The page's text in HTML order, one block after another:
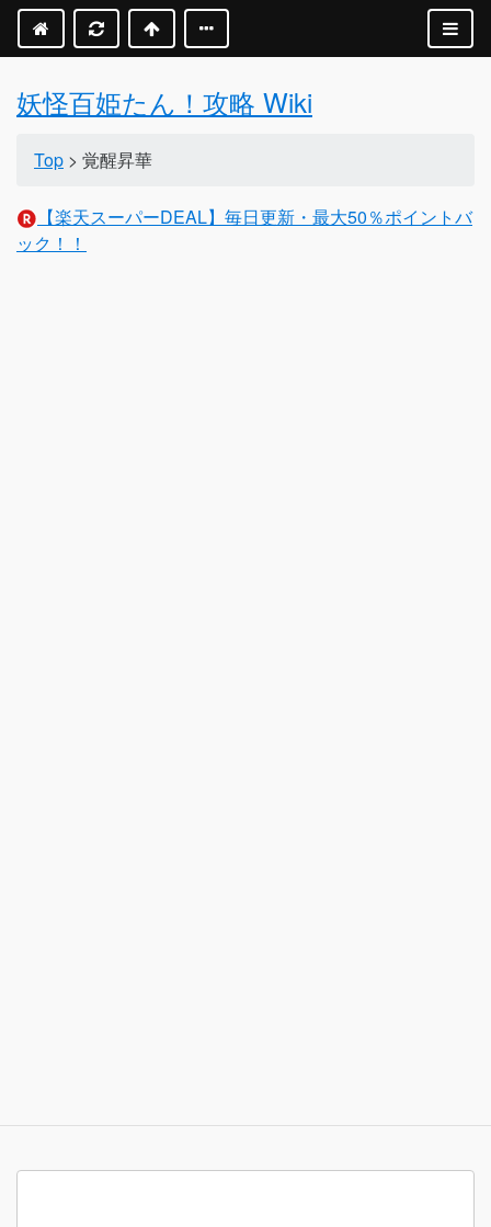
妖怪百姫たん！攻略 Wiki
Top > 覚醒昇華
【楽天スーパーDEAL】毎日更新・最大50％ポイントバ
ック！！